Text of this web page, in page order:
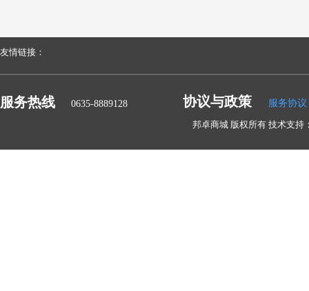
友情链接：
服务热线 0635-8889128 协议与政策 服务协议
邦卓商城 版权所有 技术支持